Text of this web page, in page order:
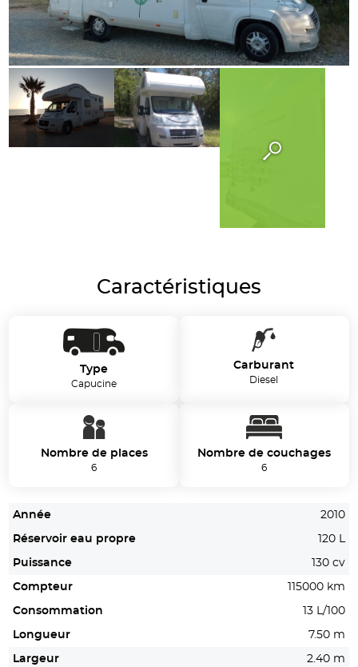
Caractéristiques
Type
Capucine
Carburant
Diesel
Nombre de places
6
Nombre de couchages
6
Année 2010
Réservoir eau propre 120 L
Puissance 130 cv
Compteur 115000 km
Consommation 13 L/100
Longueur 7.50 m
Largeur 2.40 m